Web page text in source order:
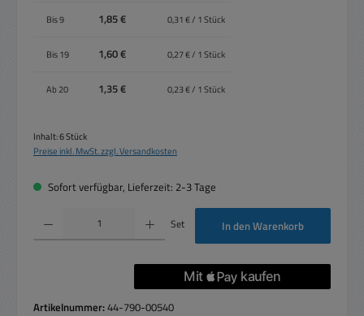
Bis9 1,85 € 0,31 € / 1 Stück
Bis19 1,60 € 0,27 € / 1 Stück
Ab 20 1,35 € 0,23 € / 1 Stück
Inhalt:6 Stück
Preise inkl. MwSt. zzgl. Versandkosten
Sofort verfügbar, Lieferzeit: 2-3 Tage
Produkt Anzahl: Gib den gewünschten Wert ein oder benutze die Schaltflächen um
Set In den Warenkorb
Artikelnummer:44-790-00540